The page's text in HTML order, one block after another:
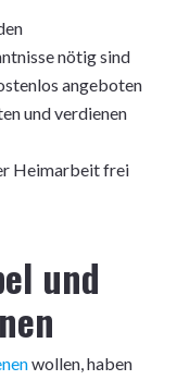
nötig sind
angeboten
und verdienen
Heimarbeit frei
und
wollen, haben